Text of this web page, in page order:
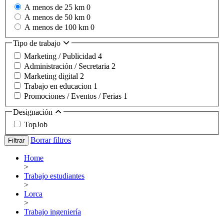
A menos de 25 km 0
A menos de 50 km 0
A menos de 100 km 0
Tipo de trabajo
Marketing / Publicidad 4
Administración / Secretaria 2
Marketing digital 2
Trabajo en educacion 1
Promociones / Eventos / Ferias 1
Designación
TopJob
Filtrar Borrar filtros
Home
>
Trabajo estudiantes
>
Lorca
>
Trabajo ingeniería